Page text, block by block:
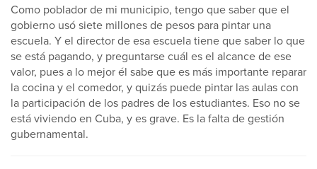
Como poblador de mi municipio, tengo que saber que el
gobierno usó siete millones de pesos para pintar una
escuela. Y el director de esa escuela tiene que saber lo que
se está pagando, y preguntarse cuál es el alcance de ese
valor, pues a lo mejor él sabe que es más importante reparar
la cocina y el comedor, y quizás puede pintar las aulas con
la participación de los padres de los estudiantes. Eso no se
está viviendo en Cuba, y es grave. Es la falta de gestión
gubernamental.